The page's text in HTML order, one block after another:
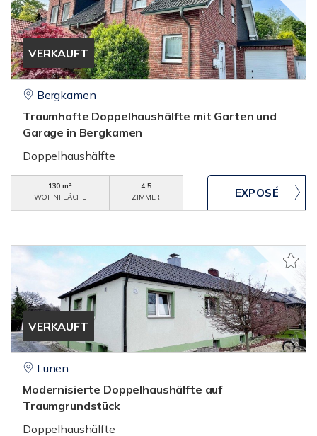
VERKAUFT
Bergkamen
Traumhafte Doppelhaushälfte mit Garten und
Garage in Bergkamen
Doppelhaushälfte
130 m²
WOHNFLÄCHE
4,5
ZIMMER
VERKAUFT
Lünen
Modernisierte Doppelhaushälfte auf
Traumgrundstück
Doppelhaushälfte